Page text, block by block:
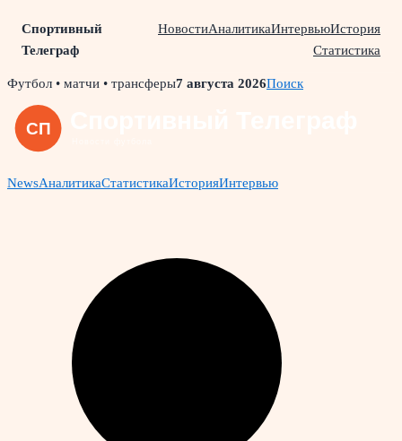
Спортивный
Телеграф
НовостиАналитикаИнтервьюИстория
Статистика
Skip
content
Футбол • матчи • трансферы7 августа 2026Поиск
NewsАналитикаСтатистикаИсторияИнтервью